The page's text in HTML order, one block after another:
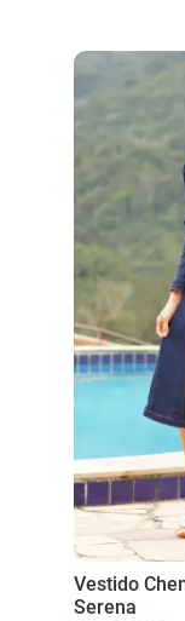
Vestido
Serena